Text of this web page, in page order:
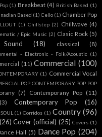
(1) Breakbeat (4) British Based (1)
Based (1) Cello (1) Chamber Pop
(1) Chillstep (2) Chillwave (4)
/ Epic Music (2) Clasic Rock (5)
(18) classical (8)
- Electronic - Folk/Acoustic (1)
(11) Commercial (100)
(1) Commercial Vocal
POP CONTEMPORARY POP POP
(7) Contemporany Pop (11)
(3) Contemporary Pop
(16)
(1) Corridos (1) Country (96)
(26) Cover (official) (25) Covers (1)
Hall (5) Dance Pop (204)